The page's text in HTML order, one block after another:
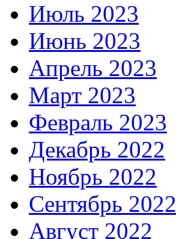
Июль 2023
Июнь 2023
Апрель 2023
Март 2023
Февраль 2023
Декабрь 2022
Ноябрь 2022
Сентябрь 2022
Август 2022